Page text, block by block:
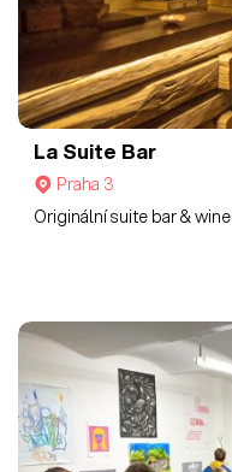
La Suite Bar
Praha 3
Originální suite bar &